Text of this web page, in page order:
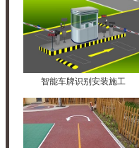
智能车牌识别安装施工